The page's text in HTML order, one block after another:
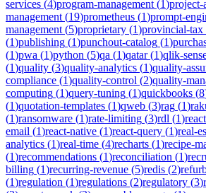
services (4)program-management (1)project-
management (19)prometheus (1)prompt-
management (5)proprietary (1)provincial-tax
(1)publishing (1)punchout-catalog (1)
(1)pwa (1)python (5)qa (1)qatar(1)qlik-
(1)quality (3)quality-analytics (1)quality-
compliance (1)quality-control (2)quality-
computing (1)query-tuning (1)quickbooks (8
(1)quotation-templates (1)qweb (3)rag (1)
(1)ransomware (1)rate-limiting (3)rdl (1)react
email (1)react-native (1)react-query (1)real-
analytics (1)real-time (4)recharts (1)recipe-
(1)recommendations (1)reconciliation (1)
billing (1)recurring-revenue (5)redis (2)
(1)regulation (1)regulations (2)regulatory (3)